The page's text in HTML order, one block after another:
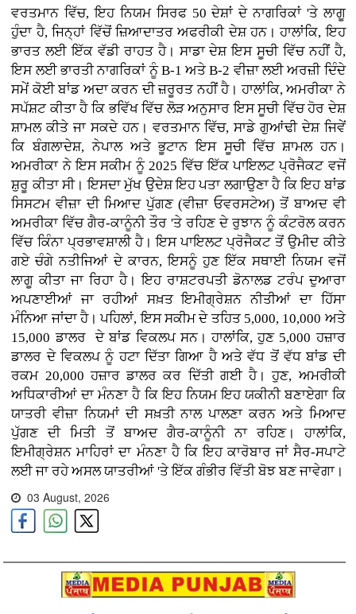
ਵਰਤਮਾਨ ਵਿੱਚ, ਇਹ ਨਿਯਮ ਸਿਰਫ 50 ਦੇਸ਼ਾਂ ਦੇ ਨਾਗਰਿਕਾਂ 'ਤੇ ਲਾਗੂ
ਹੁੰਦਾ ਹੈ, ਜਿਨ੍ਹਾਂ ਵਿੱਚੋਂ ਜ਼ਿਆਦਾਤਰ ਅਫਰੀਕੀ ਦੇਸ਼ ਹਨ। ਹਾਲਾਂਕਿ, ਇਹ
ਭਾਰਤ ਲਈ ਇੱਕ ਵੱਡੀ ਰਾਹਤ ਹੈ। ਸਾਡਾ ਦੇਸ਼ ਇਸ ਸੂਚੀ ਵਿੱਚ ਨਹੀਂ ਹੈ,
ਇਸ ਲਈ ਭਾਰਤੀ ਨਾਗਰਿਕਾਂ ਨੂੰ B-1 ਅਤੇ B-2 ਵੀਜ਼ਾ ਲਈ ਅਰਜ਼ੀ ਦਿੰਦੇ
ਸਮੇਂ ਕੋਈ ਬਾਂਡ ਅਦਾ ਕਰਨ ਦੀ ਜ਼ਰੂਰਤ ਨਹੀਂ ਹੈ। ਹਾਲਾਂਕਿ, ਅਮਰੀਕਾ ਨੇ
ਸਪੱਸ਼ਟ ਕੀਤਾ ਹੈ ਕਿ ਭਵਿੱਖ ਵਿੱਚ ਲੋੜ ਅਨੁਸਾਰ ਇਸ ਸੂਚੀ ਵਿੱਚ ਹੋਰ ਦੇਸ਼
ਸ਼ਾਮਲ ਕੀਤੇ ਜਾ ਸਕਦੇ ਹਨ। ਵਰਤਮਾਨ ਵਿੱਚ, ਸਾਡੇ ਗੁਆਂਢੀ ਦੇਸ਼ ਜਿਵੇਂ
ਕਿ ਬੰਗਲਾਦੇਸ਼, ਨੇਪਾਲ ਅਤੇ ਭੂਟਾਨ ਇਸ ਸੂਚੀ ਵਿੱਚ ਸ਼ਾਮਲ ਹਨ।
ਅਮਰੀਕਾ ਨੇ ਇਸ ਸਕੀਮ ਨੂੰ 2025 ਵਿੱਚ ਇੱਕ ਪਾਇਲਟ ਪ੍ਰੋਜੈਕਟ ਵਜੋਂ
ਸ਼ੁਰੂ ਕੀਤਾ ਸੀ। ਇਸਦਾ ਮੁੱਖ ਉਦੇਸ਼ ਇਹ ਪਤਾ ਲਗਾਉਣਾ ਹੈ ਕਿ ਇਹ ਬਾਂਡ
ਸਿਸਟਮ ਵੀਜ਼ਾ ਦੀ ਮਿਆਦ ਪੁੱਗਣ (ਵੀਜ਼ਾ ਓਵਰਸਟੇਅ) ਤੋਂ ਬਾਅਦ ਵੀ
ਅਮਰੀਕਾ ਵਿੱਚ ਗੈਰ-ਕਾਨੂੰਨੀ ਤੌਰ 'ਤੇ ਰਹਿਣ ਦੇ ਰੁਝਾਨ ਨੂੰ ਕੰਟਰੋਲ ਕਰਨ
ਵਿੱਚ ਕਿੰਨਾ ਪ੍ਰਭਾਵਸ਼ਾਲੀ ਹੈ। ਇਸ ਪਾਇਲਟ ਪ੍ਰੋਜੈਕਟ ਤੋਂ ਉਮੀਦ ਕੀਤੇ
ਗਏ ਚੰਗੇ ਨਤੀਜਿਆਂ ਦੇ ਕਾਰਨ, ਇਸਨੂੰ ਹੁਣ ਇੱਕ ਸਥਾਈ ਨਿਯਮ ਵਜੋਂ
ਲਾਗੂ ਕੀਤਾ ਜਾ ਰਿਹਾ ਹੈ। ਇਹ ਰਾਸ਼ਟਰਪਤੀ ਡੋਨਾਲਡ ਟਰੰਪ ਦੁਆਰਾ
ਅਪਣਾਈਆਂ ਜਾ ਰਹੀਆਂ ਸਖ਼ਤ ਇਮੀਗ੍ਰੇਸ਼ਨ ਨੀਤੀਆਂ ਦਾ ਹਿੱਸਾ
ਮੰਨਿਆ ਜਾਂਦਾ ਹੈ। ਪਹਿਲਾਂ, ਇਸ ਸਕੀਮ ਦੇ ਤਹਿਤ 5,000, 10,000 ਅਤੇ
15,000 ਡਾਲਰ ਦੇ ਬਾਂਡ ਵਿਕਲਪ ਸਨ। ਹਾਲਾਂਕਿ, ਹੁਣ 5,000 ਹਜ਼ਾਰ
ਡਾਲਰ ਦੇ ਵਿਕਲਪ ਨੂੰ ਹਟਾ ਦਿੱਤਾ ਗਿਆ ਹੈ ਅਤੇ ਵੱਧ ਤੋਂ ਵੱਧ ਬਾਂਡ ਦੀ
ਰਕਮ 20,000 ਹਜ਼ਾਰ ਡਾਲਰ ਕਰ ਦਿੱਤੀ ਗਈ ਹੈ। ਹੁਣ, ਅਮਰੀਕੀ
ਅਧਿਕਾਰੀਆਂ ਦਾ ਮੰਨਣਾ ਹੈ ਕਿ ਇਹ ਨਿਯਮ ਇਹ ਯਕੀਨੀ ਬਣਾਏਗਾ ਕਿ
ਯਾਤਰੀ ਵੀਜ਼ਾ ਨਿਯਮਾਂ ਦੀ ਸਖ਼ਤੀ ਨਾਲ ਪਾਲਣਾ ਕਰਨ ਅਤੇ ਮਿਆਦ
ਪੁੱਗਣ ਦੀ ਮਿਤੀ ਤੋਂ ਬਾਅਦ ਗੈਰ-ਕਾਨੂੰਨੀ ਨਾ ਰਹਿਣ। ਹਾਲਾਂਕਿ,
ਇਮੀਗ੍ਰੇਸ਼ਨ ਮਾਹਿਰਾਂ ਦਾ ਮੰਨਣਾ ਹੈ ਕਿ ਇਹ ਕਾਰੋਬਾਰ ਜਾਂ ਸੈਰ-ਸਪਾਟੇ
ਲਈ ਜਾ ਰਹੇ ਅਸਲ ਯਾਤਰੀਆਂ 'ਤੇ ਇੱਕ ਗੰਭੀਰ ਵਿੱਤੀ ਬੋਝ ਬਣ ਜਾਵੇਗਾ।
03 August, 2026